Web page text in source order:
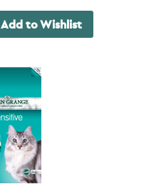
Add to Wishlist